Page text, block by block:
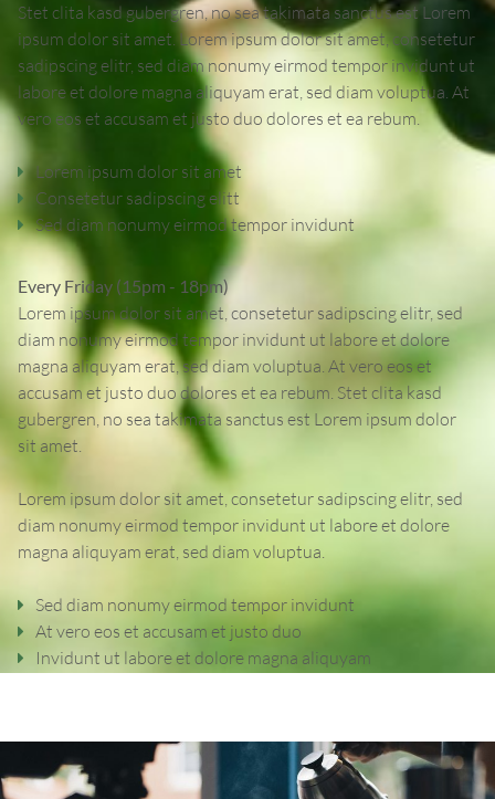
Stet clita kasd gubergren, no sea takimata sanctus est Lorem
ipsum dolor sit amet. Lorem ipsum dolor sit amet, consetetur
sadipscing elitr, sed diam nonumy eirmod tempor invidunt ut
labore et dolore magna aliquyam erat, sed diam voluptua. At
vero eos et accusam et justo duo dolores et ea rebum.
Lorem ipsum dolor sit amet
Consetetur sadipscing elitt
Sed diam nonumy eirmod tempor invidunt
Every Friday (15pm - 18pm)
Lorem ipsum dolor sit amet, consetetur sadipscing elitr, sed
diam nonumy eirmod tempor invidunt ut labore et dolore
magna aliquyam erat, sed diam voluptua. At vero eos et
accusam et justo duo dolores et ea rebum. Stet clita kasd
gubergren, no sea takimata sanctus est Lorem ipsum dolor
sit amet.
Lorem ipsum dolor sit amet, consetetur sadipscing elitr, sed
diam nonumy eirmod tempor invidunt ut labore et dolore
magna aliquyam erat, sed diam voluptua.
Sed diam nonumy eirmod tempor invidunt
At vero eos et accusam et justo duo
Invidunt ut labore et dolore magna aliquyam